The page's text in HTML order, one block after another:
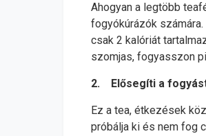
Ahogyan a legtöbb
fogyókúrázók
csak 2 kalóriát
szomjas, fogyasszon
2. Elősegíti a
Ez a tea, étkezések
próbálja ki és nem fog